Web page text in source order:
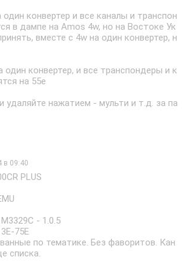
конвертер и все каналы и транспон
в дампе на Amos 4w, но на Востоке Ук
вместе с 4w на один конвертер, н
один конвертер, и все транспондеры и к
на 55е
удаляйте нажатием - мульти и т.д. за па
в 09:40
PLUS
М3329С - 1.0.5
75Е
по тематике. Без фаворитов. Кан
списка.